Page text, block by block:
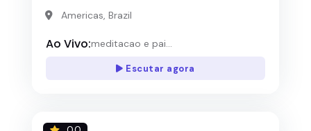
Americas, Brazil
Ao Vivo:meditacao e pai...
Escutar agora